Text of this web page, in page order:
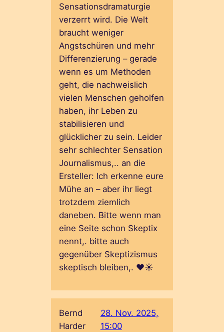
Sensationsdramaturgie
verzerrt wird. Die Welt
braucht weniger
Angstschüren und mehr
Differenzierung – gerade
wenn es um Methoden
geht, die nachweislich
vielen Menschen geholfen
haben, ihr Leben zu
stabilisieren und
glücklicher zu sein. Leider
sehr schlechter Sensation
Journalismus,.. an die
Ersteller: Ich erkenne eure
Mühe an – aber ihr liegt
trotzdem ziemlich
daneben. Bitte wenn man
eine Seite schon Skeptix
nennt,. bitte auch
gegenüber Skeptizismus
skeptisch bleiben,. ❤️☀️
Bernd
Harder
28. Nov. 2025,
15:00